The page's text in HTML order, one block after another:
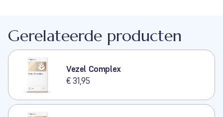
Gerelateerde producten
Vezel Complex
€ 31,95